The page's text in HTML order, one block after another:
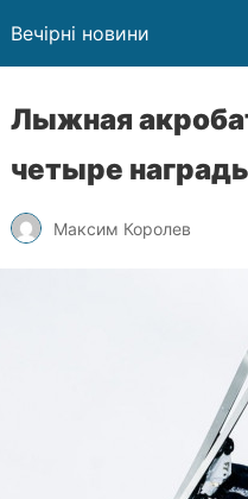
Вечірні новини
Лыжная
четыре
Максим Королев